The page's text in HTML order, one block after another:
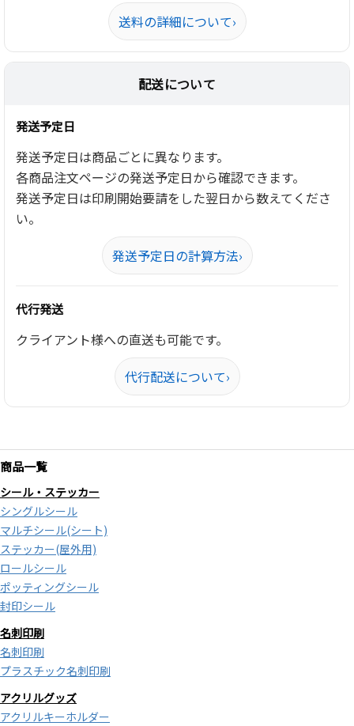
送料の詳細について›
配送について
発送予定日
発送予定日は商品ごとに異なります。
各商品注文ページの発送予定日から確認できます。
発送予定日は印刷開始要請をした翌日から数えてくださ
い。
発送予定日の計算方法›
代行発送
クライアント様への直送も可能です。
代行配送について›
商品一覧
シール・ステッカー
シングルシール
マルチシール(シート)
ステッカー(屋外用)
ロールシール
ポッティングシール
封印シール
名刺印刷
名刺印刷
プラスチック名刺印刷
アクリルグッズ
アクリルキーホルダー